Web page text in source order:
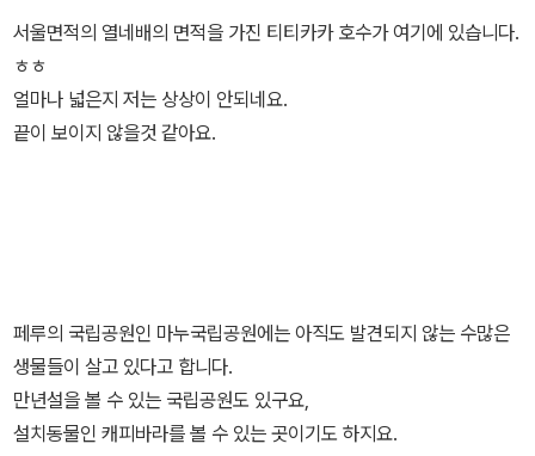
서울면적의 열네배의 면적을 가진 티티카카 호수가 여기에 있습니다.
ㅎㅎ
얼마나 넓은지 저는 상상이 안되네요.
끝이 보이지 않을것 같아요.
페루의 국립공원인 마누국립공원에는 아직도 발견되지 않는 수많은
생물들이 살고 있다고 합니다.
만년설을 볼 수 있는 국립공원도 있구요,
설치동물인 캐피바라를 볼 수 있는 곳이기도 하지요.